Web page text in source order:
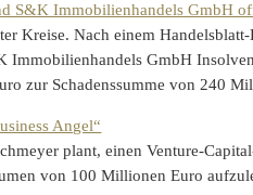
S&K Immobilienhandels GmbH
Kreise. Nach einem
Immobilienhandels GmbH
zur Schadenssumme von 240
Angel“
plant, einen Venture-
von 100 Millionen Euro